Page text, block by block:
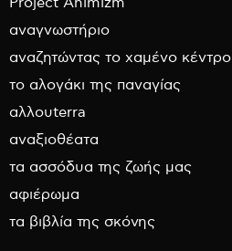
Project Animizm
αναγνωστήριο
αναζητώντας το χαμένο κέντρο
το αλογάκι της παναγίας
αλλουterra
αναξιοθέατα
τα ασσόδυα της ζωής μας
αφιέρωμα
τα βιβλία της σκόνης